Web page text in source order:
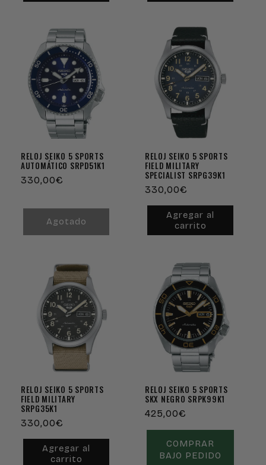
Agotado
RELOJ SEIKO 5 SPORTS
AUTOMÁTICO SRPD51K1
Precio
330,00€
Agotado
RELOJ SEIKO 5 SPORTS
FIELD MILITARY
SPECIALIST SRPG39K1
Precio
habitual
330,00€
Agregar al
carrito
RELOJ SEIKO 5 SPORTS
FIELD MILITARY
SRPG35K1
Precio
habitual
330,00€
Agregar al
carrito
RELOJ SEIKO 5 SPORTS
SKX NEGRO SRPK99K1
Precio
habitual
425,00€
COMPRAR
BAJO PEDIDO